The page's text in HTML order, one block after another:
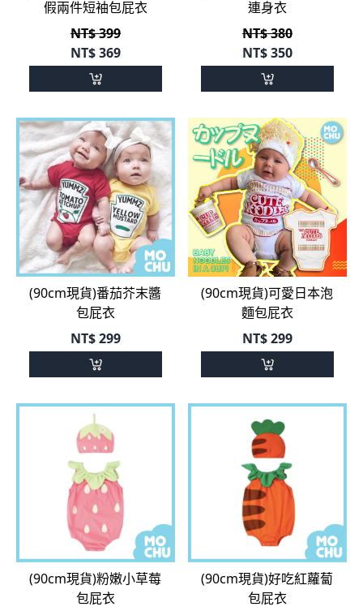
NT$369
NT$350
(90cm現貨)番茄芥末醬
包屁衣
NT$299
(90cm現貨)可愛日本泡
麵包屁衣
NT$299
(90cm現貨)粉嫩小草莓
包屁衣
NT$ 390
NT$349
(90cm現貨)好吃紅蘿蔔
包屁衣
NT$ 390
NT$349